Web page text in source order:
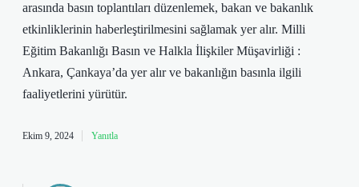
arasında basın toplantıları düzenlemek, bakan ve bakanlık
etkinliklerinin haberleştirilmesini sağlamak yer alır. Milli
Eğitim Bakanlığı Basın ve Halkla İlişkiler Müşavirliği :
Ankara, Çankaya’da yer alır ve bakanlığın basınla ilgili
faaliyetlerini yürütür.
Ekim 9, 2024 Yanıtla